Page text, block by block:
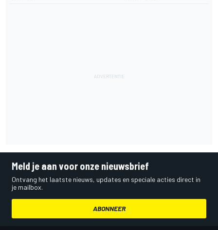
Meld je aan voor onze nieuwsbrief
Ontvang het laatste nieuws, updates en speciale acties direct in
je mailbox.
ABONNEER